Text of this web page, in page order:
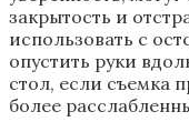
закрытость и
использовать с
опустить руки
стол, если съемка
более